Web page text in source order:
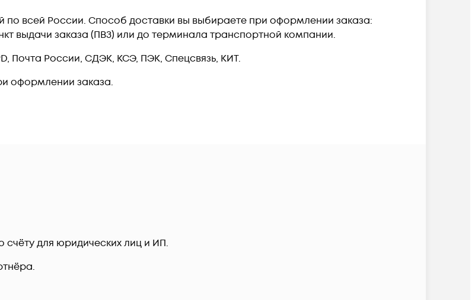
по всей России. Способ доставки вы выбираете при оформлении заказа:
выдачи заказа (ПВЗ) или до терминала транспортной компании.
Почта России, СДЭК, КСЭ, ПЭК, Спецсвязь, КИТ.
оформлении заказа.
для юридических лиц и ИП.